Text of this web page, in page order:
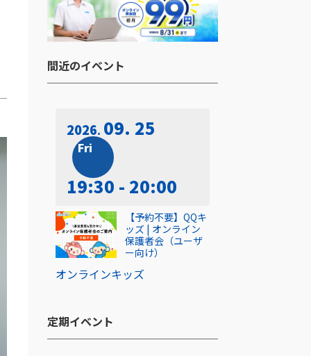
間近のイベント​
2026 09. 25
Fri
19:30 - 20:00
オンラインキッズ
【予約不要】QQキ
ッズ | オンライン
保護者会（ユーザ
ー向け）
定期イベント​